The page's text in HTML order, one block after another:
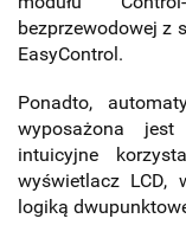
bezprzewodowej z
EasyControl.
Ponadto,
wyposażona
intuicyjne
wyświetlacz LCD,
logiką